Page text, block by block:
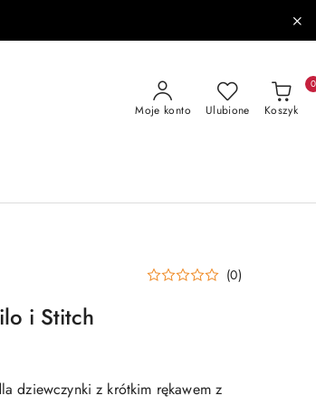
Moje konto Ulubione Koszyk
0
(0)
i Stitch
dziewczynki z krótkim rękawem z